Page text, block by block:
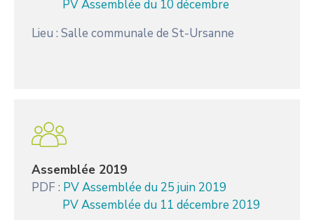
PV Assemblée du 10 décembre
Lieu : Salle communale de St-Ursanne
Assemblée 2019
PDF : PV Assemblée du 25 juin 2019
PV Assemblée du 11 décembre 2019